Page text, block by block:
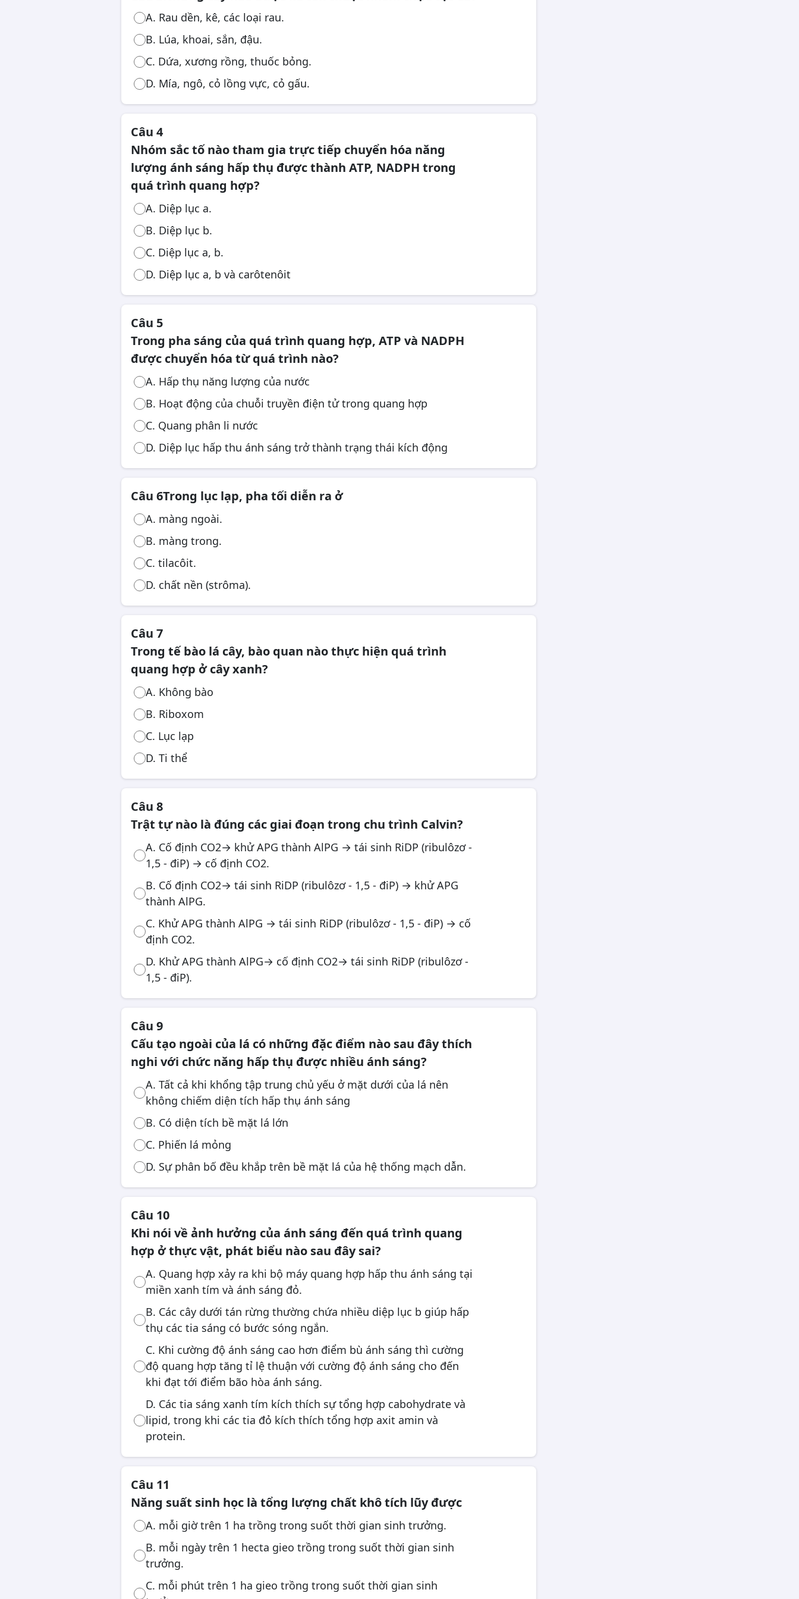
A. Rau dền, kê, các loại rau.
B. Lúa, khoai, sắn, đậu.
C. Dứa, xương rồng, thuốc bỏng.
D. Mía, ngô, cỏ lồng vực, cỏ gấu.
Câu 4
Nhóm sắc tố nào tham gia trực tiếp chuyển hóa năng
lượng ánh sáng hấp thụ được thành ATP, NADPH trong
quá trình quang hợp?
A. Diệp lục a.
B. Diệp lục b.
C. Diệp lục a, b.
D. Diệp lục a, b và carôtenôit
Câu 5
Trong pha sáng của quá trình quang hợp, ATP và NADPH
được chuyển hóa từ quá trình nào?
A. Hấp thụ năng lượng của nước
B. Hoạt động của chuỗi truyền điện tử trong quang hợp
C. Quang phân li nước
D. Diệp lục hấp thu ánh sáng trở thành trạng thái kích động
Câu 6Trong lục lạp, pha tối diễn ra ở
A. màng ngoài.
B. màng trong.
C. tilacôit.
D. chất nền (strôma).
Câu 7
Trong tế bào lá cây, bào quan nào thực hiện quá trình
quang hợp ở cây xanh?
A. Không bào
B. Riboxom
C. Lục lạp
D. Ti thể
Câu 8
Trật tự nào là đúng các giai đoạn trong chu trình Calvin?
A. Cố định CO2→ khử APG thành AlPG → tái sinh RiDP (ribulôzơ -
1,5 - điP) → cố định CO2.
B. Cố định CO2→ tái sinh RiDP (ribulôzơ - 1,5 - điP) → khử APG
thành AlPG.
C. Khử APG thành AlPG → tái sinh RiDP (ribulôzơ - 1,5 - điP) → cố
định CO2.
D. Khử APG thành AlPG→ cố định CO2→ tái sinh RiDP (ribulôzơ -
1,5 - điP).
Câu 9
Cấu tạo ngoài của lá có những đặc điểm nào sau đây thích
nghi với chức năng hấp thụ được nhiều ánh sáng?
A. Tất cả khi khổng tập trung chủ yếu ở mặt dưới của lá nên
không chiếm diện tích hấp thụ ánh sáng
B. Có diện tích bề mặt lá lớn
C. Phiến lá mỏng
D. Sự phân bố đều khắp trên bề mặt lá của hệ thống mạch dẫn.
Câu 10
Khi nói về ảnh hưởng của ánh sáng đến quá trình quang
hợp ở thực vật, phát biểu nào sau đây sai?
A. Quang hợp xảy ra khi bộ máy quang hợp hấp thu ánh sáng tại
miền xanh tím và ánh sáng đỏ.
B. Các cây dưới tán rừng thường chứa nhiều diệp lục b giúp hấp
thụ các tia sáng có bước sóng ngắn.
C. Khi cường độ ánh sáng cao hơn điểm bù ánh sáng thì cường
độ quang hợp tăng tỉ lệ thuận với cường độ ánh sáng cho đến
khi đạt tới điểm bão hòa ánh sáng.
D. Các tia sáng xanh tím kích thích sự tổng hợp cabohydrate và
lipid, trong khi các tia đỏ kích thích tổng hợp axit amin và
protein.
Câu 11
Năng suất sinh học là tổng lượng chất khô tích lũy được
A. mỗi giờ trên 1 ha trồng trong suốt thời gian sinh trưởng.
B. mỗi ngày trên 1 hecta gieo trồng trong suốt thời gian sinh
trưởng.
C. mỗi phút trên 1 ha gieo trồng trong suốt thời gian sinh